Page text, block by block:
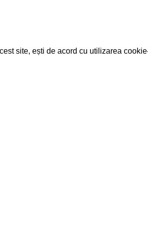
site, ești de acord cu utilizarea